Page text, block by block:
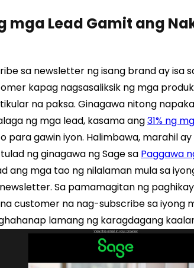
mga Lead Gamit ang
sa newsletter ng isang brand ay isa
kapag nagsasaliksik ng mga
na paksa. Ginagawa nitong
ng mga lead, kasama ang31% ng
para gawin iyon. Halimbawa, marahil
ng ginagawa ng Sage sa Paggawa
ang mga tao ng nilalaman mula sa
Sa pamamagitan ng
customer na nag-subscribe sa iyong
lamang ng karagdagang